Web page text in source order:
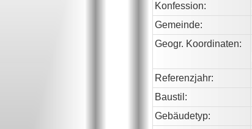
Konfession:
Gemeinde:
Geogr. Koordinaten:
Referenzjahr:
Baustil:
Gebäudetyp: